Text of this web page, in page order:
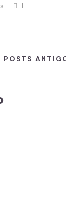
1
POSTS